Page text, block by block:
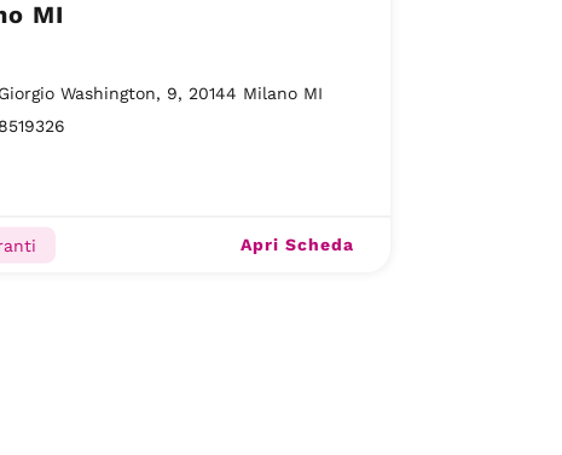
MI
Washington, 9, 20144 Milano MI
Apri Scheda